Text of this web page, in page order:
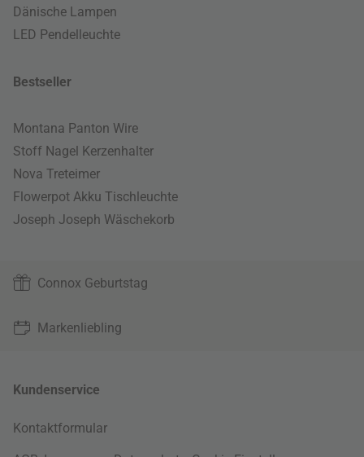
Dänische Lampen
LED Pendelleuchte
Bestseller
Montana Panton Wire
Stoff Nagel Kerzenhalter
Nova Treteimer
Flowerpot Akku Tischleuchte
Joseph Joseph Wäschekorb
Connox Geburtstag
Markenliebling
Kundenservice
Kontaktformular